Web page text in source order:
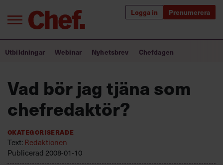
Logga in Prenumerera
Bra ledare förändrar världen
Utbildning för ledare
Chefakademin+
Populära utbildningar
Utbildningar Webinar Nyhetsbrev Chefdagen
Vad bör jag tjäna som
chefredaktör?
Okategoriserade
Text:Redaktionen
Publicerad 2008-01-10